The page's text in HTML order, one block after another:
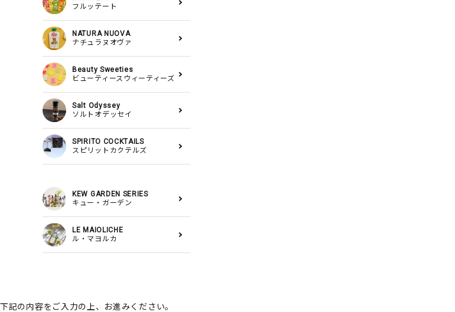
フルッテート
NATURA NUOVA
ナチュラヌオヴァ
Beauty Sweeties
ビューティースウィーティーズ
Salt Odyssey
ソルトオデッセイ
SPIRITO COCKTAILS
スピリットカクテルズ
KEW GARDEN SERIES
キュー・ガーデン
LE MAIOLICHE
ル・マヨルカ
下記の内容をご入力の上、お進みください。